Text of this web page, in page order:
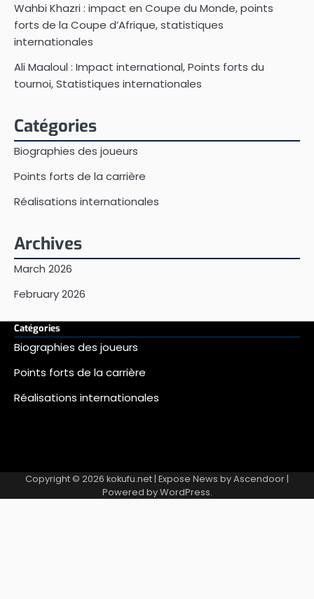
Wahbi Khazri : impact en Coupe du Monde, points
forts de la Coupe d’Afrique, statistiques
internationales
Ali Maaloul : Impact international, Points forts du
tournoi, Statistiques internationales
Catégories
Biographies des joueurs
Points forts de la carrière
Réalisations internationales
Archives
March 2026
February 2026
Catégories
Biographies des joueurs
Points forts de la carrière
Réalisations internationales
Copyright © 2026 kokufu.net | Expose News byAscendoor |
Powered byWordPress.